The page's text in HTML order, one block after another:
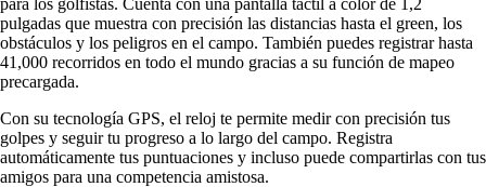
pulgadas que muestra con precisión las distancias hasta el green, los
obstáculos y los peligros en el campo. También puedes registrar hasta
41,000 recorridos en todo el mundo gracias a su función de mapeo
precargada.
Con su tecnología GPS, el reloj te permite medir con precisión tus
golpes y seguir tu progreso a lo largo del campo. Registra
automáticamente tus puntuaciones y incluso puede compartirlas con tus
amigos para una competencia amistosa.